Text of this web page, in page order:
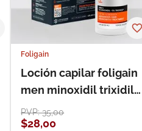
Foligain
Loción capilar foligain
men minoxidil trixidil
loción 59 ml
PVP:35,00
$28,00